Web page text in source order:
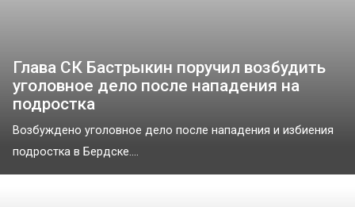
Глава СК Бастрыкин поручил возбудить
уголовное дело после нападения на
подростка
Возбуждено уголовное дело после нападения и избиения
подростка в Бердске....